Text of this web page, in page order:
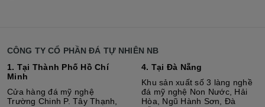
CÔNG TY CỔ PHẦN ĐÁ TỰ NHIÊN NB
1. Tại Thành Phố Hồ Chí
Minh
Cửa hàng đá mỹ nghệ
Trường Chinh P. Tây Thạnh,
4. Tại Đà Nẵng
Khu sản xuất số 3 làng nghề
đá mỹ nghệ Non Nước, Hải
Hòa, Ngũ Hành Sơn, Đà